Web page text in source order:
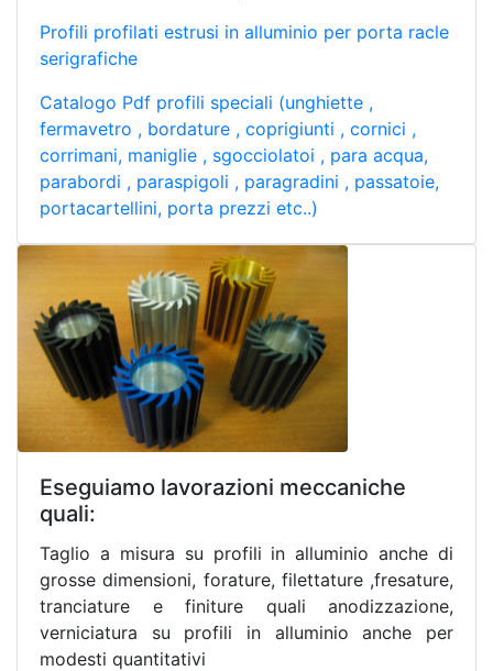
Profili profilati estrusi in alluminio per porta racle
serigrafiche
Catalogo Pdf profili speciali (unghiette ,
fermavetro , bordature , coprigiunti , cornici ,
corrimani, maniglie , sgocciolatoi , para acqua,
parabordi , paraspigoli , paragradini , passatoie,
portacartellini, porta prezzi etc..)
Eseguiamo lavorazioni meccaniche
quali:
Taglio a misura su profili in alluminio anche di
grosse dimensioni, forature, filettature ,fresature,
tranciature e finiture quali anodizzazione,
verniciatura su profili in alluminio anche per
modesti quantitativi